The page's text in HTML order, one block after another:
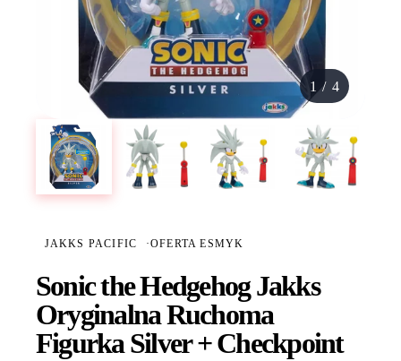
1 / 4
JAKKS PACIFIC ·OFERTA ESMYK
Sonic the Hedgehog Jakks
Oryginalna Ruchoma
Figurka Silver + Checkpoint